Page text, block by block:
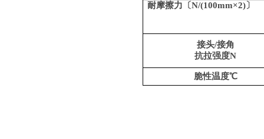
耐摩擦力〔N/(100mm×2)〕
接头/接角
抗拉强度N
脆性温度℃